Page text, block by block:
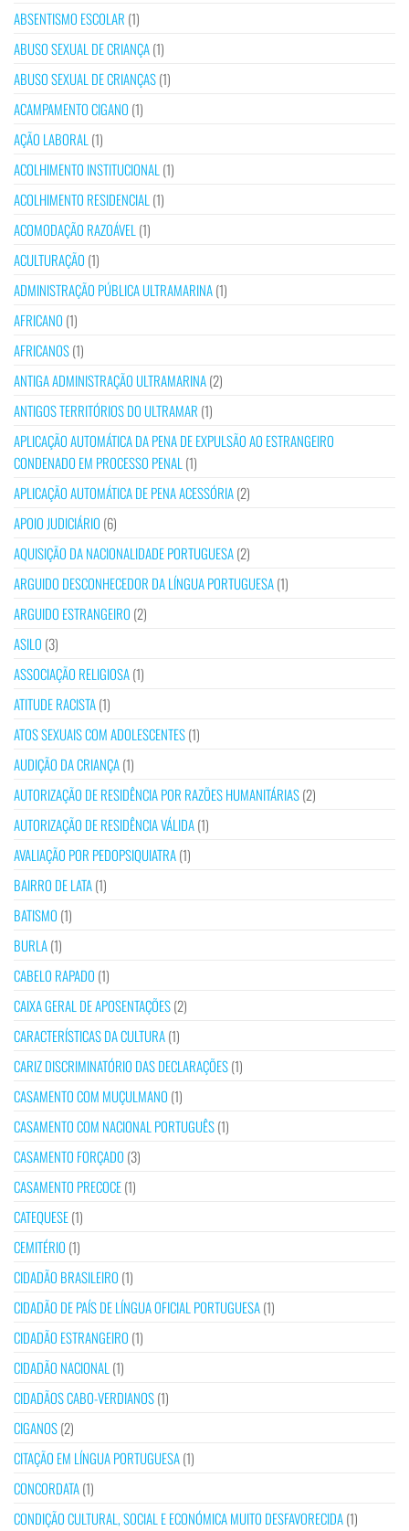
ABSENTISMO ESCOLAR (1)
ABUSO SEXUAL DE CRIANÇA(1)
ABUSO SEXUAL DE CRIANÇAS(1)
ACAMPAMENTO CIGANO (1)
AÇÃO LABORAL (1)
ACOLHIMENTO INSTITUCIONAL (1)
ACOLHIMENTO RESIDENCIAL (1)
ACOMODAÇÃO RAZOÁVEL (1)
ACULTURAÇÃO (1)
ADMINISTRAÇÃO PÚBLICA ULTRAMARINA(1)
AFRICANO (1)
AFRICANOS(1)
ANTIGA ADMINISTRAÇÃO ULTRAMARINA(2)
ANTIGOS TERRITÓRIOS DO ULTRAMAR (1)
APLICAÇÃO AUTOMÁTICA DA PENA DE EXPULSÃO AO ESTRANGEIRO
CONDENADO EM PROCESSO PENAL (1)
APLICAÇÃO AUTOMÁTICA DE PENA ACESSÓRIA(2)
APOIO JUDICIÁRIO (6)
AQUISIÇÃO DA NACIONALIDADE PORTUGUESA(2)
ARGUIDO DESCONHECEDOR DA LÍNGUA PORTUGUESA(1)
ARGUIDO ESTRANGEIRO (2)
ASILO (3)
ASSOCIAÇÃO RELIGIOSA(1)
ATITUDE RACISTA(1)
ATOS SEXUAIS COM ADOLESCENTES(1)
AUDIÇÃO DA CRIANÇA(1)
AUTORIZAÇÃO DE RESIDÊNCIA POR RAZÕES HUMANITÁRIAS(2)
AUTORIZAÇÃO DE RESIDÊNCIA VÁLIDA(1)
AVALIAÇÃO POR PEDOPSIQUIATRA(1)
BAIRRO DE LATA(1)
BATISMO (1)
BURLA(1)
CABELO RAPADO (1)
CAIXA GERAL DE APOSENTAÇÕES(2)
CARACTERÍSTICAS DA CULTURA(1)
CARIZ DISCRIMINATÓRIO DAS DECLARAÇÕES(1)
CASAMENTO COM MUÇULMANO (1)
CASAMENTO COM NACIONAL PORTUGUÊS(1)
CASAMENTO FORÇADO (3)
CASAMENTO PRECOCE(1)
CATEQUESE(1)
CEMITÉRIO (1)
CIDADÃO BRASILEIRO (1)
CIDADÃO DE PAÍS DE LÍNGUA OFICIAL PORTUGUESA(1)
CIDADÃO ESTRANGEIRO (1)
CIDADÃO NACIONAL (1)
CIDADÃOS CABO-VERDIANOS(1)
CIGANOS(2)
CITAÇÃO EM LÍNGUA PORTUGUESA(1)
CONCORDATA(1)
CONDIÇÃO CULTURAL, SOCIAL E ECONÓMICA MUITO DESFAVORECIDA(1)